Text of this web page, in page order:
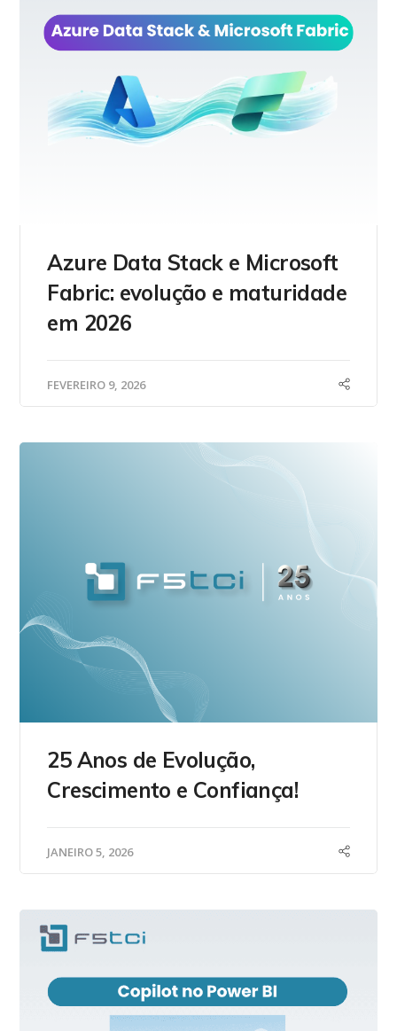
Azure Data Stack e Microsoft
Fabric: evolução e maturidade
em 2026
FEVEREIRO 9, 2026
25 Anos de Evolução,
Crescimento e Confiança!
JANEIRO 5, 2026